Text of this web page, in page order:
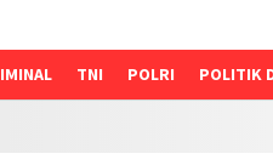
TNI POLRI POLITIK